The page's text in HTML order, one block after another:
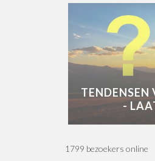
TENDENSEN
-
1799 bezoekers online